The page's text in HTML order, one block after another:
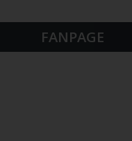
FANPAGE